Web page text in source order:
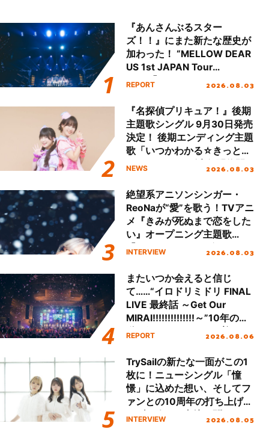
『あんさんぶるスター
ズ！！』にまた新たな歴史が
加わった！ “MELLOW DEAR
US 1st JAPAN Tour
Final「NICE to meet YOU
ート!!
REPORT 2026.08.03
『名探偵プリキュア！』後期
主題歌シングル 9月30日発売
決定！ 後期エンディング主題
歌「いつかわかる☆きっとあ
える」TVサイズ先行配信開
NEWS 2026.08.03
絶望系アニソンシンガー・
ReoNaが“愛”を歌う！TVアニ
メ『きみが死ぬまで恋をした
い』オープニング主題歌
「Amore」インタビュー
INTERVIEW 2026.08.03
またいつか会えると信じ
て……“イロドリミドリ FINAL
LIVE 最終話 ～Get Our
MIRAI!!!!!!!!!!!!!!～”10年の活
動を経てファイナルを迎える
REPORT 2026.08.06
TrySailの新たな一面がこの1
枚に！ニューシングル「憧
憬」に込めた想い、そしてフ
ァンとの10周年の打ち上げラ
イブを終えた心境を聞いた。
INTERVIEW 2026.08.05